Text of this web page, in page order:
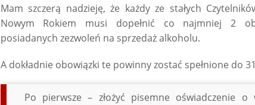
Mam szczerą nadzieję, że każdy ze stałych
Nowym Rokiem musi dopełnić co najmniej 2
posiadanych zezwoleń na sprzedaż alkoholu.
A dokładnie obowiązki te powinny zostać spełnione do
Po pierwsze – złożyć pisemne oświadczenie o